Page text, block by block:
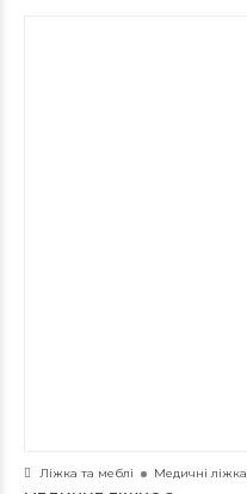
Ліжка та меблі Медичні ліжка